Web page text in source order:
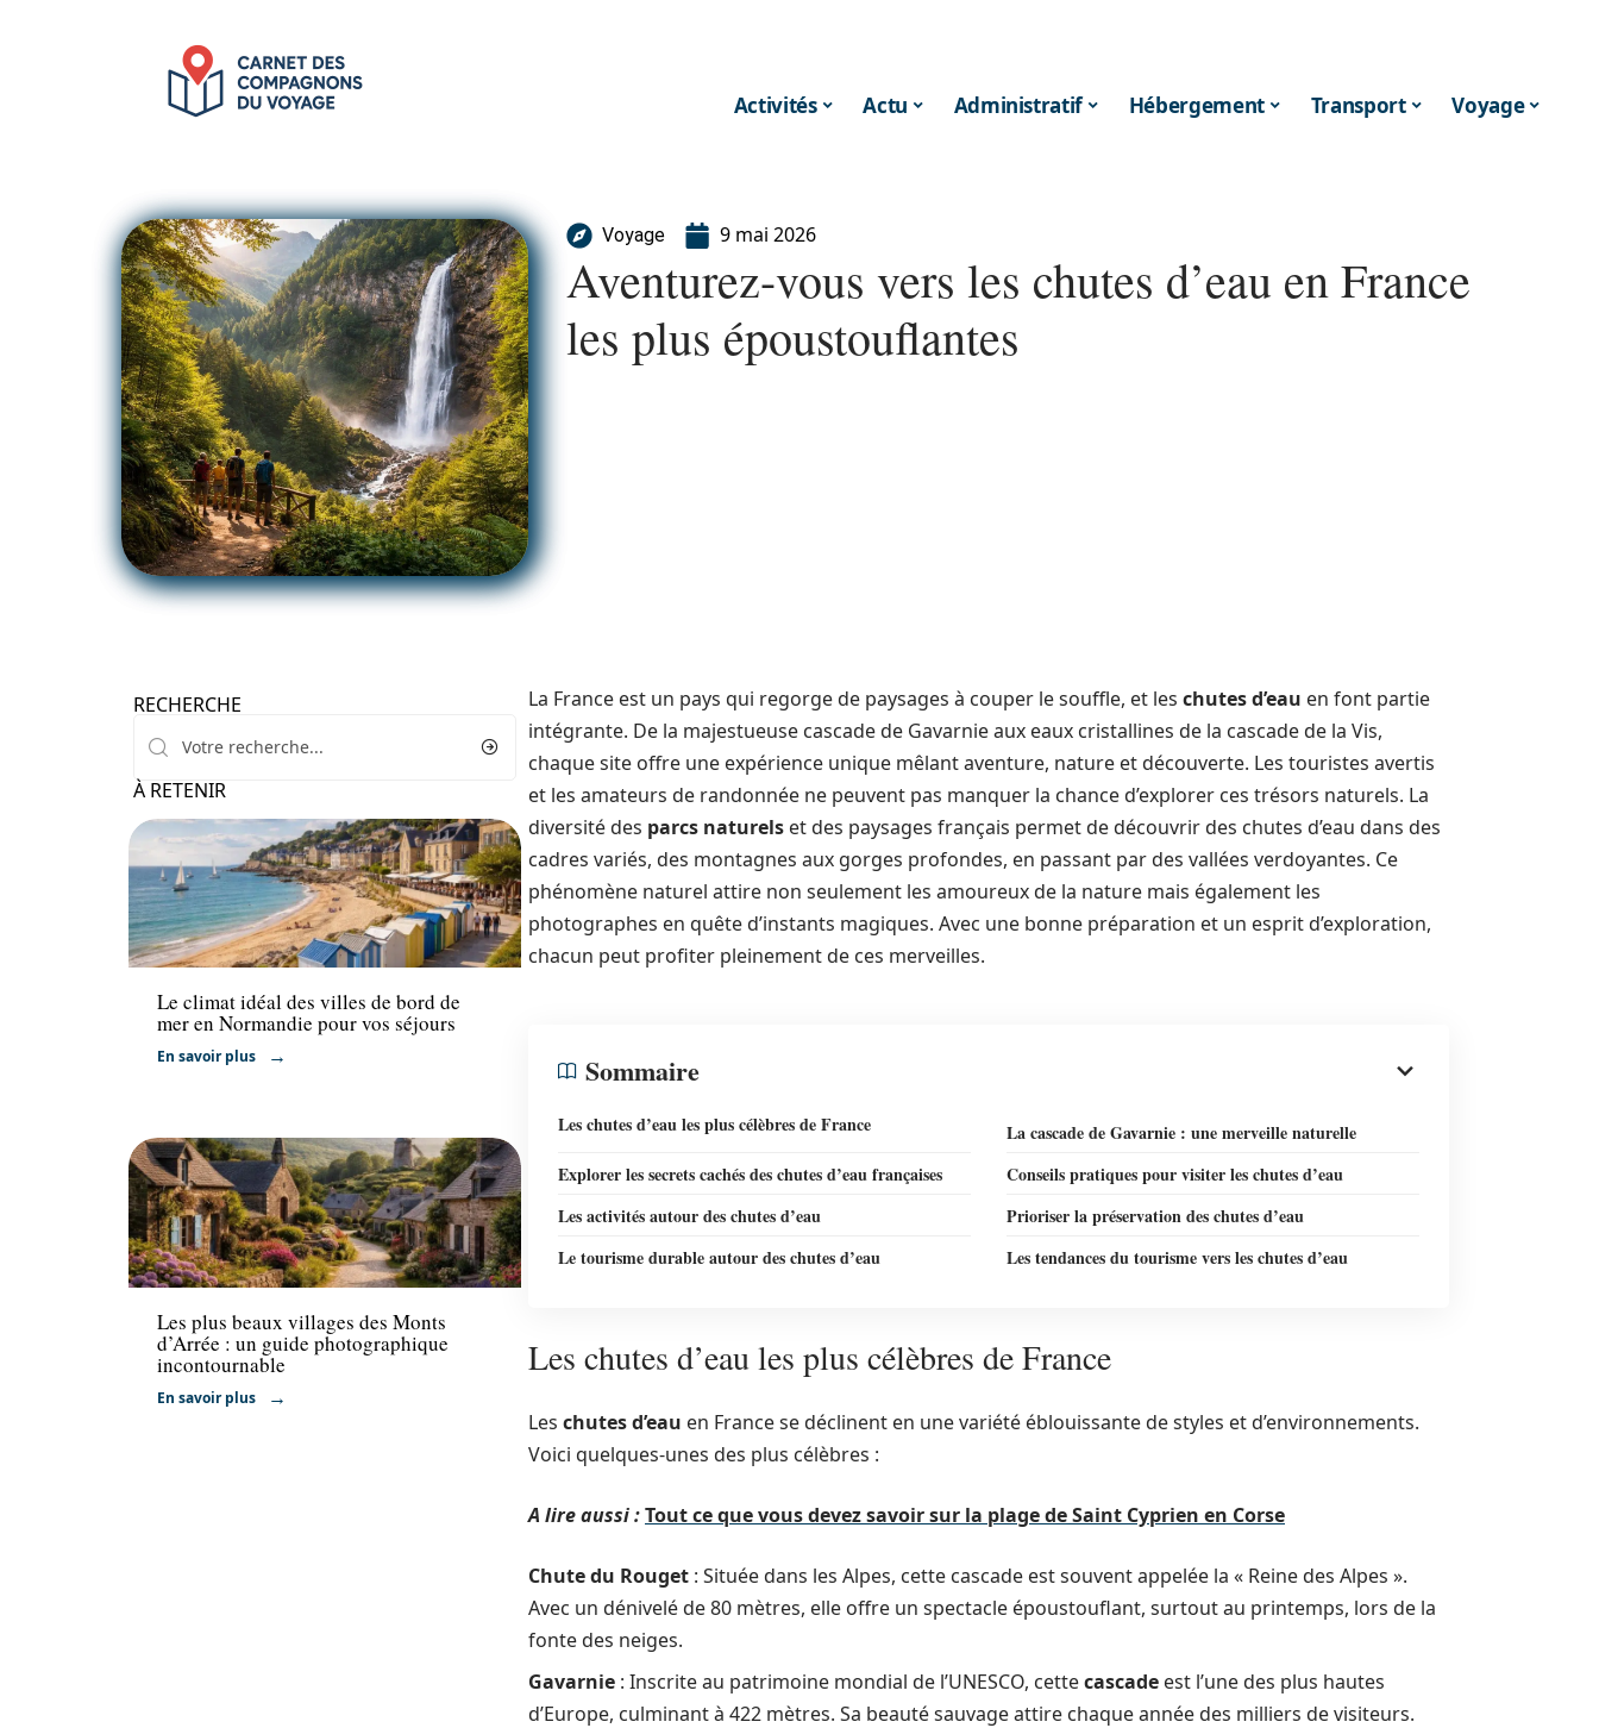
Activités Actu Administratif Hébergement Transport Voyage
Voyage 9 mai 2026
Aventurez-vous vers les chutes d’eau en France
les plus époustouflantes
RECHERCHE
À RETENIR
Voyage
Le climat idéal des villes de bord de
mer en Normandie pour vos séjours
En savoir plus
Voyage
Les plus beaux villages des Monts
d’Arrée : un guide photographique
incontournable
En savoir plus
La France est un pays qui regorge de paysages à couper le souffle, et les chutes d’eau en font partie
intégrante. De la majestueuse cascade de Gavarnie aux eaux cristallines de la cascade de la Vis,
chaque site offre une expérience unique mêlant aventure, nature et découverte. Les touristes avertis
et les amateurs de randonnée ne peuvent pas manquer la chance d’explorer ces trésors naturels. La
diversité des parcs naturels et des paysages français permet de découvrir des chutes d’eau dans des
cadres variés, des montagnes aux gorges profondes, en passant par des vallées verdoyantes. Ce
phénomène naturel attire non seulement les amoureux de la nature mais également les
photographes en quête d’instants magiques. Avec une bonne préparation et un esprit d’exploration,
chacun peut profiter pleinement de ces merveilles.
Sommaire
Les chutes d’eau les plus célèbres de France
La cascade de Gavarnie : une merveille naturelle
Explorer les secrets cachés des chutes d’eau françaises
Conseils pratiques pour visiter les chutes d’eau
Les activités autour des chutes d’eau
Prioriser la préservation des chutes d’eau
Le tourisme durable autour des chutes d’eau
Les tendances du tourisme vers les chutes d’eau
Les chutes d’eau les plus célèbres de France
Les chutes d’eau en France se déclinent en une variété éblouissante de styles et d’environnements.
Voici quelques-unes des plus célèbres :
A lire aussi :Tout ce que vous devez savoir sur la plage de Saint Cyprien en Corse
Chute du Rouget : Située dans les Alpes, cette cascade est souvent appelée la « Reine des Alpes ».
Avec un dénivelé de 80 mètres, elle offre un spectacle époustouflant, surtout au printemps, lors de la
fonte des neiges.
Gavarnie : Inscrite au patrimoine mondial de l’UNESCO, cettecascade est l’une des plus hautes
d’Europe, culminant à 422 mètres. Sa beauté sauvage attire chaque année des milliers de visiteurs.